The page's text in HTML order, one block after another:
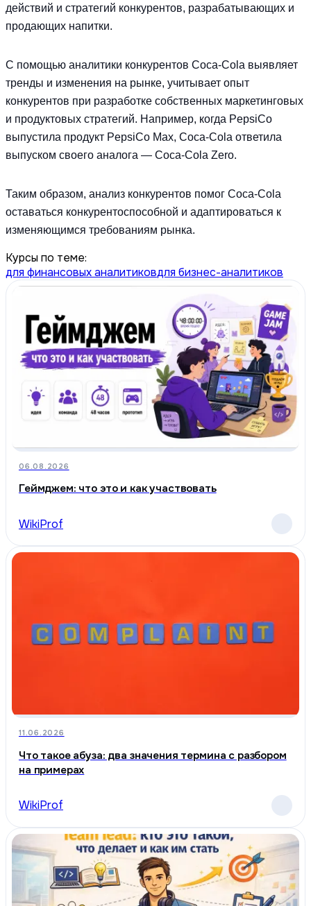
действий и стратегий конкурентов, разрабатывающих и
продающих напитки.
С помощью аналитики конкурентов Coca-Cola выявляет
тренды и изменения на рынке, учитывает опыт
конкурентов при разработке собственных маркетинговых
и продуктовых стратегий. Например, когда PepsiCo
выпустила продукт PepsiCo Max, Coca-Cola ответила
выпуском своего аналога — Coca-Cola Zero.
Таким образом, анализ конкурентов помог Coca-Cola
оставаться конкурентоспособной и адаптироваться к
изменяющимся требованиям рынка.
Курсы по теме:
для финансовых аналитиковдля бизнес-аналитиков
06.08.2026
Геймджем: что это и как участвовать
WikiProf
11.06.2026
Что такое абуза: два значения термина с разбором
на примерах
WikiProf